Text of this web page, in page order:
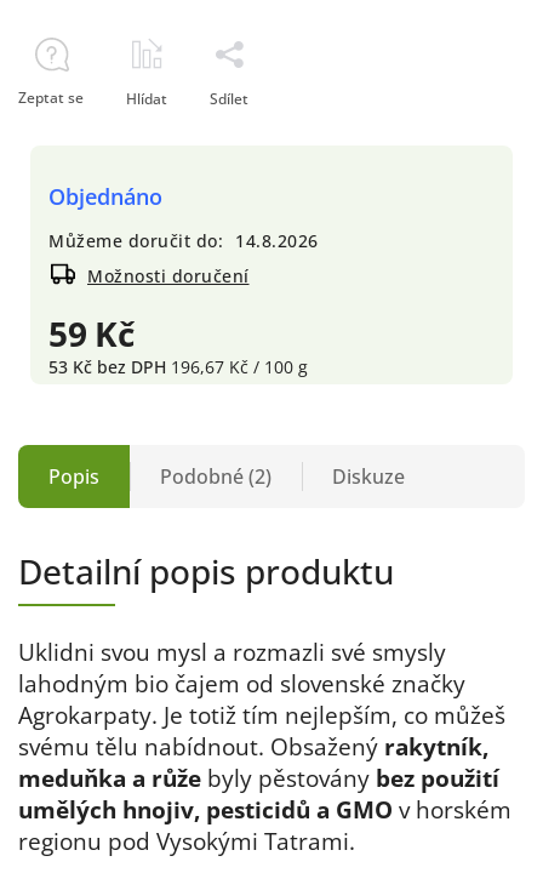
59 Kč
53 Kč bez DPH 196,67 Kč / 100 g
Objednáno
Můžeme doručit do:
14.8.2026
Možnosti doručení
Zeptat se Hlídat Sdílet
Popis Podobné (2) Diskuze
Detailní popis produktu
Uklidni svou mysl a rozmazli své smysly
lahodným bio čajem od slovenské značky
Agrokarpaty. Je totiž tím nejlepším, co můžeš
svému tělu nabídnout. Obsažený rakytník,
meduňka a růže byly pěstovány bez použití
umělých hnojiv, pesticidů a GMO v horském
regionu pod Vysokými Tatrami.